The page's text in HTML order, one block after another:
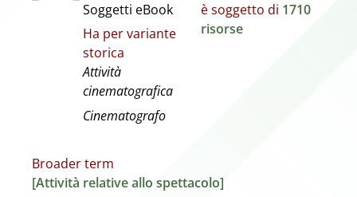
Soggetti eBook
Ha per variante
storica
Attività
cinematografica
Cinematografo
è soggetto di 1710
risorse
Broader term
[Attività relative allo spettacolo]